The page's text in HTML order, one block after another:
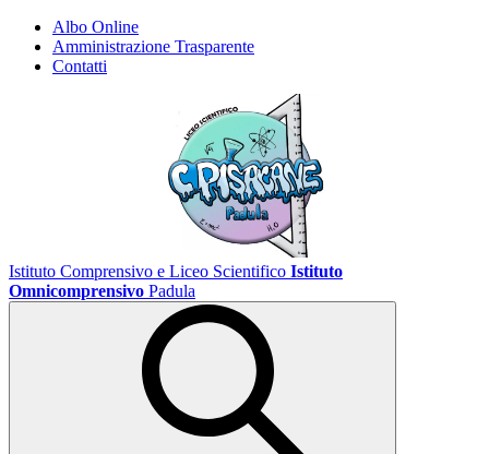
Albo Online
Amministrazione Trasparente
Contatti
Istituto Comprensivo e Liceo Scientifico Istituto
Omnicomprensivo Padula